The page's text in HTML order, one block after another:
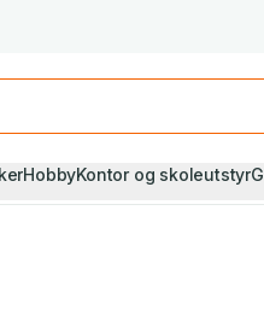
HobbyKontor og skoleutstyr